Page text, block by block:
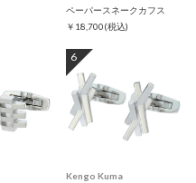
ペーパースネークカフス
￥18,700(税込)
6
Kengo Kuma